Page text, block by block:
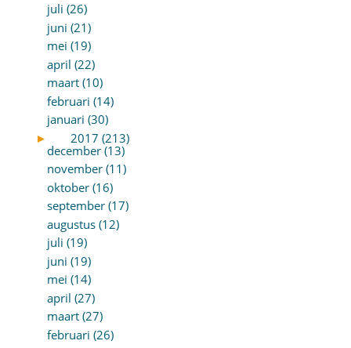
juli (26)
juni (21)
mei (19)
april (22)
maart (10)
februari (14)
januari (30)
►
2017 (213)
december (13)
november (11)
oktober (16)
september (17)
augustus (12)
juli (19)
juni (19)
mei (14)
april (27)
maart (27)
februari (26)